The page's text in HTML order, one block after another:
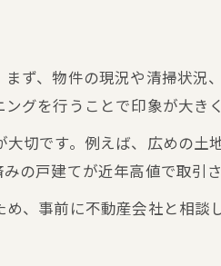
ず、物件の現況や清掃状況
グを行うことで印象が大きく
切です。例えば、広めの土
の戸建てが近年高値で取引さ
、事前に不動産会社と相談